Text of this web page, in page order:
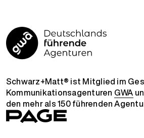
Schwarz+Matt® ist Mitglied im
Kommunikationsagenturen GWA
den mehr als 150 führenden